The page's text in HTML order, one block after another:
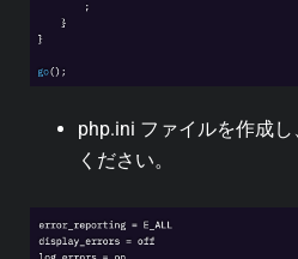
php.ini ファイルを作成
ください。